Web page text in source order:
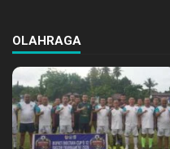
OLAHRAGA